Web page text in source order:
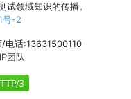
试领域知识的传播。
号-2
电话:13631500110
团队